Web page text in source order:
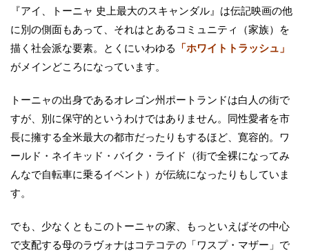
『アイ、トーニャ 史上最大のスキャンダル』は伝記映画の他
に別の側面もあって、それはとあるコミュニティ（家族）を
描く社会派な要素。とくにいわゆる
「ホワイトトラッシュ」
がメインどころになっています。
トーニャの出身であるオレゴン州ポートランドは白人の街で
すが、別に保守的というわけではありません。同性愛者を市
長に擁する全米最大の都市だったりもするほど、寛容的。ワ
ールド・ネイキッド・バイク・ライド（街で全裸になってみ
んなで自転車に乗るイベント）が伝統になったりもしていま
す。
でも、少なくともこのトーニャの家、もっといえばその中心
で支配する母のラヴォナはコテコテの「ワスプ・マザー」で